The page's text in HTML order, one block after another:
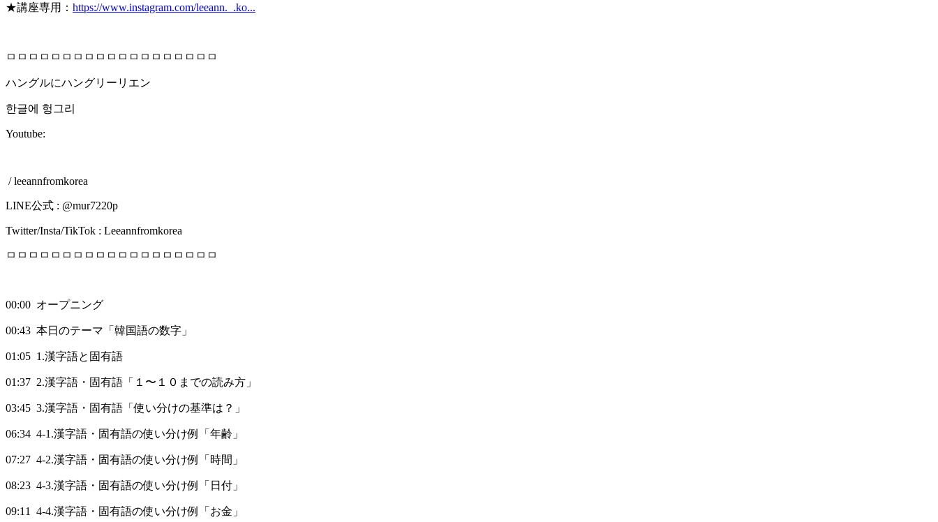
★講座専用： https://www.instagram.com/leeann._.ko...
ㅁㅁㅁㅁㅁㅁㅁㅁㅁㅁㅁㅁㅁㅁㅁㅁㅁㅁㅁ
ハングルにハングリーリエン
한글에 헝그리
Youtube:
/ leeannfromkorea
LINE公式 : @mur7220p
Twitter/Insta/TikTok : Leeannfromkorea
ㅁㅁㅁㅁㅁㅁㅁㅁㅁㅁㅁㅁㅁㅁㅁㅁㅁㅁㅁ
00:00 オープニング
00:43 本日のテーマ「韓国語の数字」
01:05 1.漢字語と固有語
01:37 2.漢字語・固有語「１〜１０までの読み方」
03:45 3.漢字語・固有語「使い分けの基準は？」
06:34 4-1.漢字語・固有語の使い分け例「年齢」
07:27 4-2.漢字語・固有語の使い分け例「時間」
08:23 4-3.漢字語・固有語の使い分け例「日付」
09:11 4-4.漢字語・固有語の使い分け例「お金」